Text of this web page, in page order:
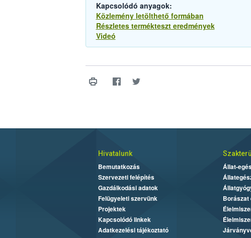
Kapcsolódó anyagok:
Közlemény letölthető formában
Részletes termékteszt eredmények
Videó
Hivatalunk
Bemutatkozás
Szervezeti felépítés
Gazdálkodási adatok
Felügyeleti szervünk
Projektek
Kapcsolódó linkek
Adatkezelési tájékoztató
Állat-
Borászat